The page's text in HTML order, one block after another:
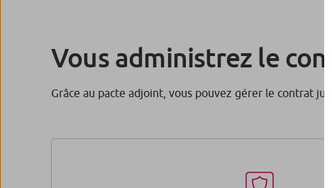
Vous administrez le
Grâce au pacte adjoint, vous pouvez gérer le contrat